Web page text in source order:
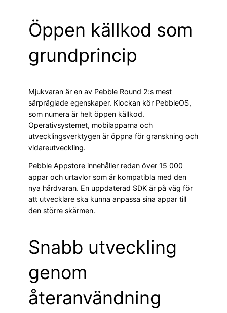
Öppen källkod som
grundprincip
Mjukvaran är en av Pebble Round 2:s mest
särpräglade egenskaper. Klockan kör PebbleOS,
som numera är helt öppen källkod.
Operativsystemet, mobilapparna och
utvecklingsverktygen är öppna för granskning och
vidareutveckling.
Pebble Appstore innehåller redan över 15 000
appar och urtavlor som är kompatibla med den
nya hårdvaran. En uppdaterad SDK är på väg för
att utvecklare ska kunna anpassa sina appar till
den större skärmen.
Snabb utveckling
genom
återanvändning